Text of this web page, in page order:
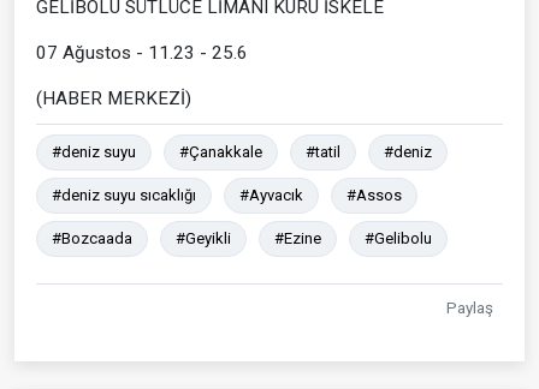
GELİBOLU SÜTLÜCE LİMANI KURU İSKELE
07 Ağustos - 11.23 - 25.6
(HABER MERKEZİ)
#deniz suyu #Çanakkale #tatil #deniz
#deniz suyu sıcaklığı #Ayvacık #Assos
#Bozcaada #Geyikli #Ezine #Gelibolu
Paylaş